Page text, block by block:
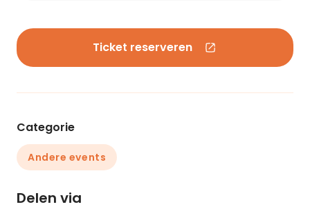
Ticket reserveren
Categorie
Andere events
Delen via